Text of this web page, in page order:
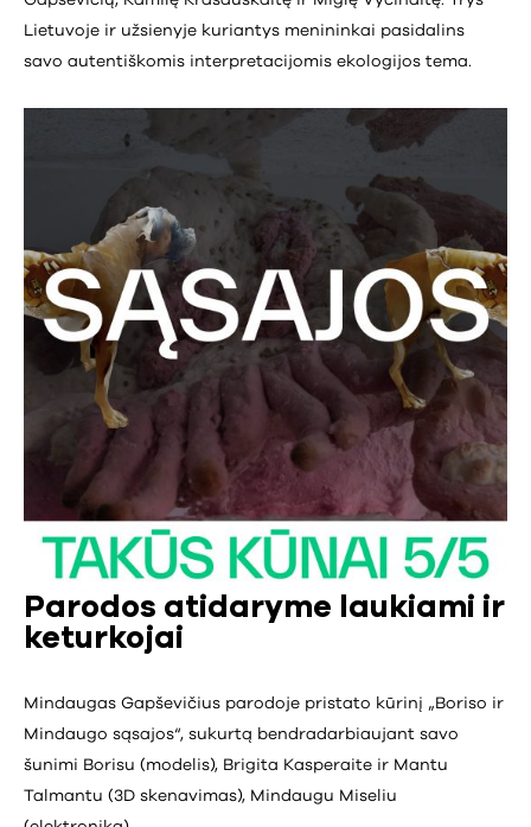
Lietuvoje ir užsienyje kuriantys menininkai pasidalins
savo autentiškomis interpretacijomis ekologijos tema.
Parodos atidaryme laukiami ir
keturkojai
Mindaugas Gapševičius parodoje pristato kūrinį „Boriso ir
Mindaugo sąsajos“, sukurtą bendradarbiaujant savo
šunimi Borisu (modelis), Brigita Kasperaite ir Mantu
Talmantu (3D skenavimas), Mindaugu Miseliu